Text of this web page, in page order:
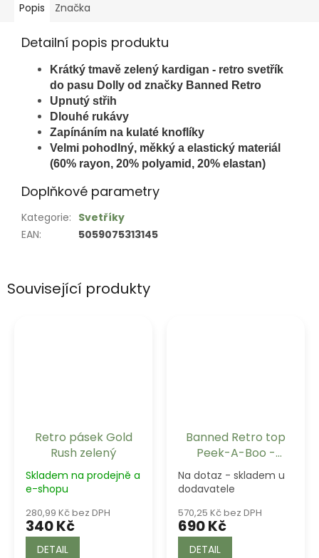
Související produkty
Retro pásek Gold
Rush zelený
Skladem na prodejně a
e-shopu
280,99 Kč bez DPH
340 Kč
DETAIL
Banned Retro top
Peek-A-Boo -
Green
Na dotaz - skladem u
dodavatele
570,25 Kč bez DPH
690 Kč
DETAIL
Popis Značka
Detailní popis produktu
Krátký tmavě zelený kardigan - retro svetřík
do pasu Dolly od značky Banned Retro
Upnutý střih
Dlouhé rukávy
Zapínáním na kulaté knoflíky
Velmi pohodlný, měkký a elastický materiál
(60% rayon, 20% polyamid, 20% elastan)
Doplňkové parametry
Kategorie: Svetříky
EAN: 5059075313145